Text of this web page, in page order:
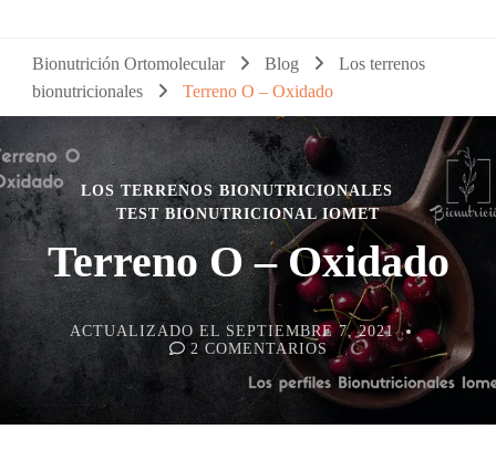
Bionutrición Ortomolecular Blog
Los terrenos
bionutricionales
Terreno O – Oxidado
LOS TERRENOS BIONUTRICIONALES
TEST BIONUTRICIONAL IOMET
Terreno O – Oxidado
ACTUALIZADO EL SEPTIEMBRE 7, 2021
2 COMENTARIOSEN
TERRENO
O
–